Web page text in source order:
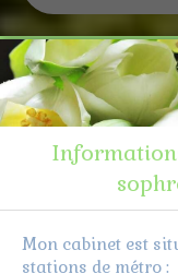
Mon cabinet est
stations de métro :